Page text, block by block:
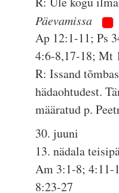
Päevamissa
Ap 12:1-11; Ps
4:6-8,17-18; Mt
R: Issand
hädaohtudest.
määratud p.
30. juuni
13. nädala
Am 3:1-8; 4:11-
8:23-27